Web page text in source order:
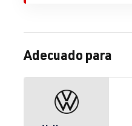
Adecuado para